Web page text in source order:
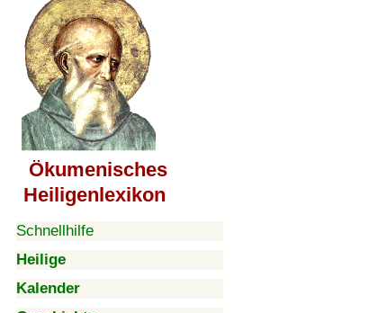
Ökumenisches
Heiligenlexikon
Schnellhilfe
Heilige
Kalender